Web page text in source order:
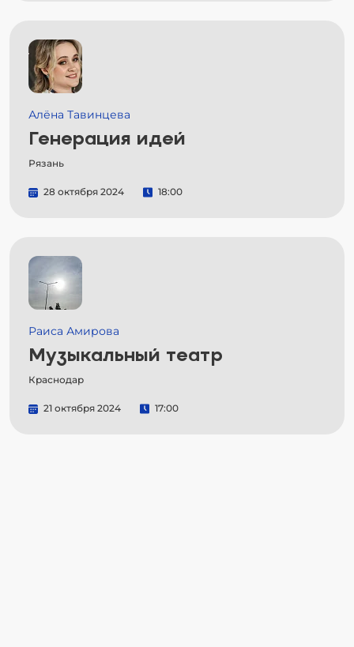
Алёна Тавинцева
Генерация идей
Рязань
28 октября 2024 18:00
Раиса Амирова
Музыкальный театр
Краснодар
21 октября 2024 17:00